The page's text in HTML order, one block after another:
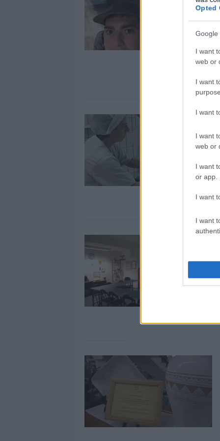
Opted
Google
I want
web or
I want
I want
I want
web or
I want
or app.
I want
I want